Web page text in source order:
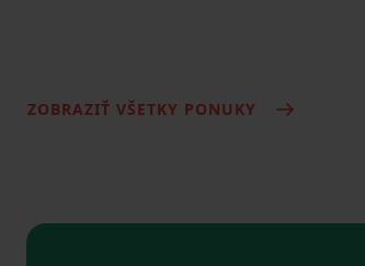
ZOBRAZIŤ VŠETKY PONUKY